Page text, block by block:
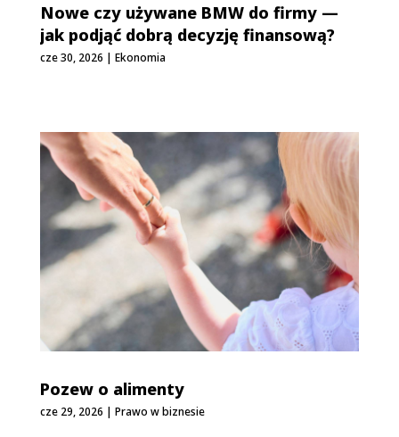
Nowe czy używane BMW do firmy —
jak podjąć dobrą decyzję finansową?
cze 30, 2026 | Ekonomia
Pozew o alimenty
cze 29, 2026 | Prawo w biznesie